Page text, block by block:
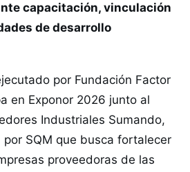
capacitación, vinculación
de desarrollo
por Fundación Factor
en Exponor 2026 junto al
Industriales Sumando,
SQM que busca fortalecer
proveedoras de las